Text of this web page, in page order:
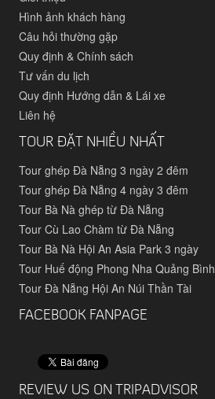
Hình ảnh khách hàng
Câu hỏi thường gặp
Quy định & Chính sách
Tư vấn du lịch
Quy định Hướng dẫn & Lái xe
Liên hệ
TOUR ĐẶT NHIỀU NHẤT
Tour ghép Đà Nẵng 3 ngày 2 đêm
Tour ghép Đà Nẵng 4 ngày 3 đêm
Tour Bà Nà ghép từ Đà Nẵng
Tour Cù Lao Chàm từ Đà Nẵng
Tour Bà Nà Hội An Asia Park 3 ngày
Tour Huế động Phong Nha Quảng Bình
Tour Đà Nẵng Hội An Núi Thần Tài
FACEBOOK FANPAGE
REVIEW US ON TRIPADVISOR